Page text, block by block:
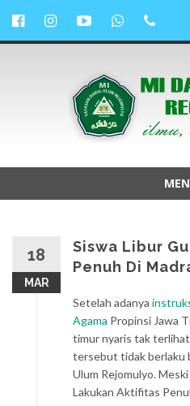
ke
18
MAR
Siswa Libur
Penuh Di
Setelah adanya
Agama Propinsi Jawa
timur nyaris tak
tersebut tidak berlaku
Ulum Rejomulyo.
Lakukan Aktifitas